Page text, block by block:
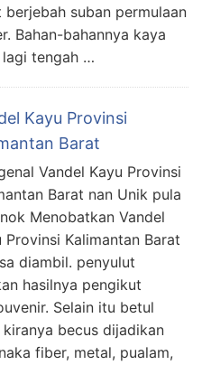
suban permulaan
Bahan-bahannya kaya
lagi tengah …
Kayu Provinsi
Barat
Vandel Kayu Provinsi
Barat nan Unik pula
Menobatkan Vandel
Provinsi Kalimantan Barat
diambil. penyulut
hasilnya pengikut
Selain itu betul
becus dijadikan
fiber, metal, pualam,